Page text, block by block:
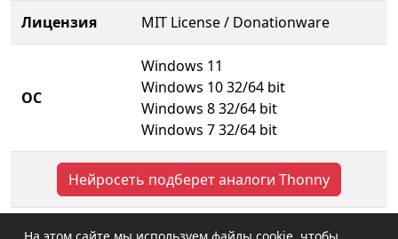
Лицензия MIT License / Donationware
ОС
Windows 11
Windows 10 32/64 bit
Windows 8 32/64 bit
Windows 7 32/64 bit
Нейросеть подберет аналоги Thonny